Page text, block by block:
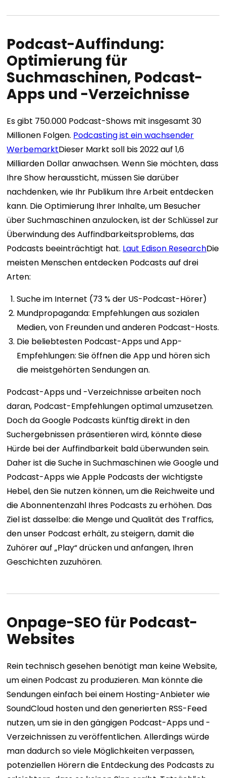
Podcast-Auffindung:
Optimierung für
Suchmaschinen, Podcast-
Apps und -Verzeichnisse
Es gibt 750.000 Podcast-Shows mit insgesamt 30
Millionen Folgen. Podcasting ist ein wachsender
WerbemarktDieser Markt soll bis 2022 auf 1,6
Milliarden Dollar anwachsen. Wenn Sie möchten, dass
Ihre Show heraussticht, müssen Sie darüber
nachdenken, wie Ihr Publikum Ihre Arbeit entdecken
kann. Die Optimierung Ihrer Inhalte, um Besucher
über Suchmaschinen anzulocken, ist der Schlüssel zur
Überwindung des Auffindbarkeitsproblems, das
Podcasts beeinträchtigt hat. Laut Edison ResearchDie
meisten Menschen entdecken Podcasts auf drei
Arten:
Suche im Internet (73 % der US-Podcast-Hörer)
Mundpropaganda: Empfehlungen aus sozialen
Medien, von Freunden und anderen Podcast-Hosts.
Die beliebtesten Podcast-Apps und App-
Empfehlungen: Sie öffnen die App und hören sich
die meistgehörten Sendungen an.
Podcast-Apps und -Verzeichnisse arbeiten noch
daran, Podcast-Empfehlungen optimal umzusetzen.
Doch da Google Podcasts künftig direkt in den
Suchergebnissen präsentieren wird, könnte diese
Hürde bei der Auffindbarkeit bald überwunden sein.
Daher ist die Suche in Suchmaschinen wie Google und
Podcast-Apps wie Apple Podcasts der wichtigste
Hebel, den Sie nutzen können, um die Reichweite und
die Abonnentenzahl Ihres Podcasts zu erhöhen. Das
Ziel ist dasselbe: die Menge und Qualität des Traffics,
den unser Podcast erhält, zu steigern, damit die
Zuhörer auf „Play“ drücken und anfangen, Ihren
Geschichten zuzuhören.
Onpage-SEO für Podcast-
Websites
Rein technisch gesehen benötigt man keine Website,
um einen Podcast zu produzieren. Man könnte die
Sendungen einfach bei einem Hosting-Anbieter wie
SoundCloud hosten und den generierten RSS-Feed
nutzen, um sie in den gängigen Podcast-Apps und -
Verzeichnissen zu veröffentlichen. Allerdings würde
man dadurch so viele Möglichkeiten verpassen,
potenziellen Hörern die Entdeckung des Podcasts zu